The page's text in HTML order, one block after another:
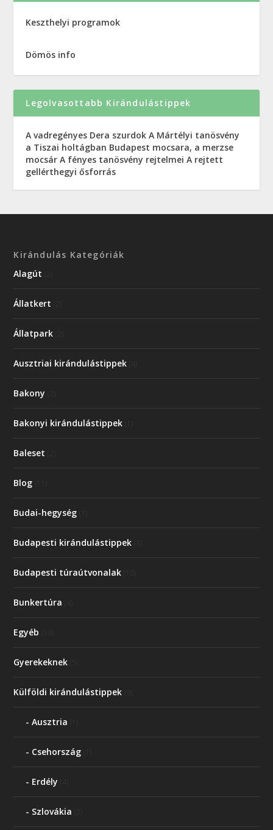
Keszthelyi programok
Dömös info
Legolvasottabb Kirándulástippek
A vadregényes Dera szurdok A Mártélyi tanösvény
a Tiszai holtágban Budapest mocsara, a merzse
mocsár A fényes tanösvény rejtelmei A rejtett
gellérthegyi ősforrás
Kirándulás Kategóriák
Alagút
Állatkert
Állatpark
Ausztriai kirándulástippek
Bakony
Bakonyi kirándulástippek
Baleset
Blog
Budai-hegység
Budapesti kirándulástippek
Budapesti túraútvonalak
Bunkertúra
Egyéb
Gyerekeknek
Külföldi kirándulástippek
Ausztria
Csehország
Erdély
Szlovákia